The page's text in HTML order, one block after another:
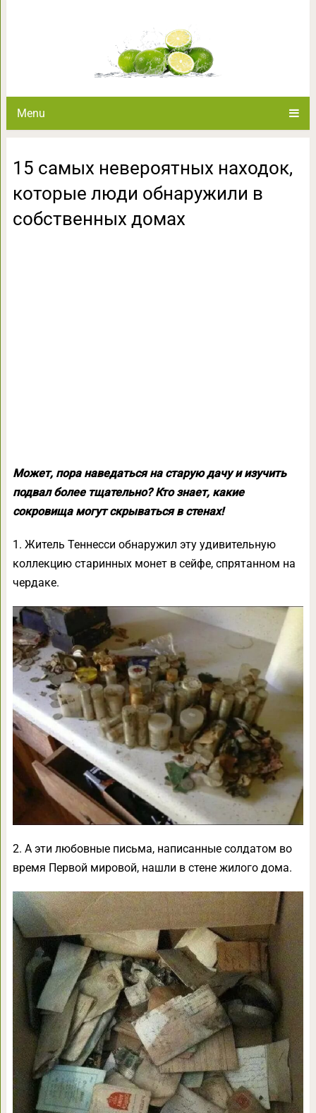
Menu
15 самых невероятных находок,
которые люди обнаружили в
собственных домах
Может, пора наведаться на старую дачу и изучить
подвал более тщательно? Кто знает, какие
сокровища могут скрываться в стенах!
1. Житель Теннесси обнаружил эту удивительную
коллекцию старинных монет в сейфе, спрятанном на
чердаке.
2. А эти любовные письма, написанные солдатом во
время Первой мировой, нашли в стене жилого дома.